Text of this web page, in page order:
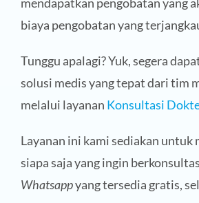
biaya pengobatan yang
Tunggu apalagi? Yuk, segera
solusi medis yang tepat dari tim
melalui layanan Konsultasi
Layanan ini kami sediakan untuk
siapa saja yang ingin
Whatsappyang tersedia gratis,